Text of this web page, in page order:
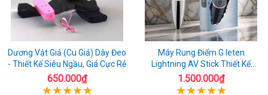
Dương Vật Giả (Cu Giả) Dây Đeo
- Thiết Kế Siêu Ngầu, Giá Cực Rẻ
650.000₫
Máy Rung Điểm G leten
Lightning AV Stick Thiết Kế
Thông Minh
1.500.000₫